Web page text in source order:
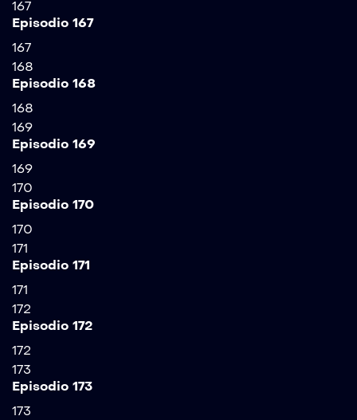
167
Episodio 167
167
168
Episodio 168
168
169
Episodio 169
169
170
Episodio 170
170
171
Episodio 171
171
172
Episodio 172
172
173
Episodio 173
173